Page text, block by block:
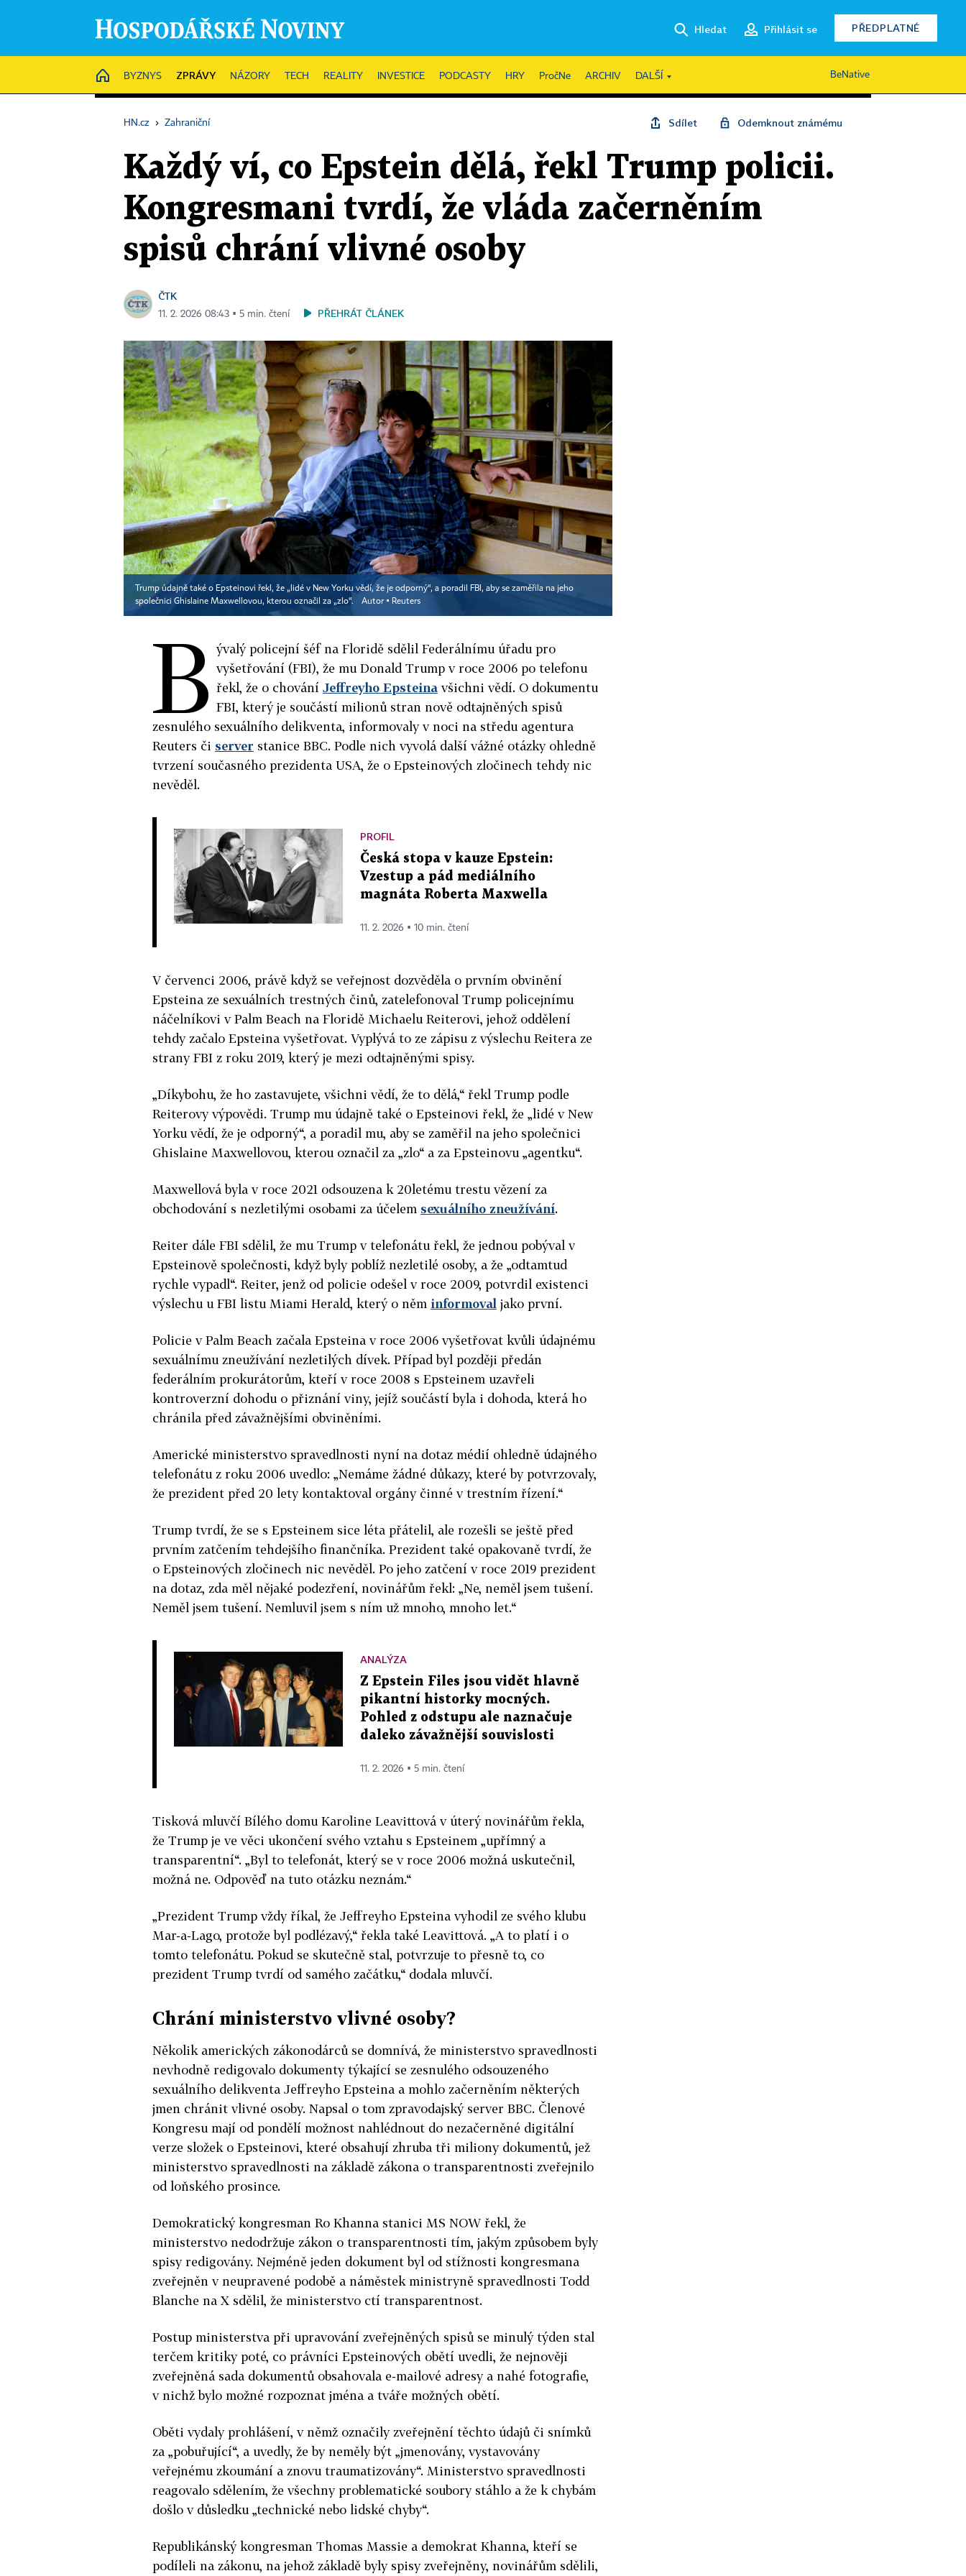
Hledat Přihlásit se PŘEDPLATNÉ
HOME
BYZNYS ZPRÁVY NÁZORY TECH REALITY INVESTICE PODCASTY HRY PročNe ARCHIV DALŠÍ BeNative
HN.cz › Zahraniční Sdílet Odemknout známému
Každý ví, co Epstein dělá, řekl Trump policii.
Kongresmani tvrdí, že vláda začerněním
spisů chrání vlivné osoby
ČTK
11. 2. 2026 08:43 ▪ 5 min. čtení PŘEHRÁT ČLÁNEK
Trump údajně také o Epsteinovi řekl, že „lidé v New Yorku vědí, že je odporný“, a poradil FBI, aby se zaměřila na jeho
společnici Ghislaine Maxwellovou, kterou označil za „zlo“.
Autor ▪ Reuters
B ývalý policejní šéf na Floridě sdělil Federálnímu úřadu pro
vyšetřování (FBI), že mu Donald Trump v roce 2006 po telefonu
řekl, že o chování Jeffreyho Epsteina všichni vědí. O dokumentu
FBI, který je součástí milionů stran nově odtajněných spisů
zesnulého sexuálního delikventa, informovaly v noci na středu agentura
Reuters či server stanice BBC. Podle nich vyvolá další vážné otázky ohledně
tvrzení současného prezidenta USA, že o Epsteinových zločinech tehdy nic
nevěděl.
PROFIL
Česká stopa v kauze Epstein:
Vzestup a pád mediálního
magnáta Roberta Maxwella
11. 2. 2026 ▪ 10 min. čtení
V červenci 2006, právě když se veřejnost dozvěděla o prvním obvinění
Epsteina ze sexuálních trestných činů, zatelefonoval Trump policejnímu
náčelníkovi v Palm Beach na Floridě Michaelu Reiterovi, jehož oddělení
tehdy začalo Epsteina vyšetřovat. Vyplývá to ze zápisu z výslechu Reitera ze
strany FBI z roku 2019, který je mezi odtajněnými spisy.
„Díkybohu, že ho zastavujete, všichni vědí, že to dělá,“ řekl Trump podle
Reiterovy výpovědi. Trump mu údajně také o Epsteinovi řekl, že „lidé v New
Yorku vědí, že je odporný“, a poradil mu, aby se zaměřil na jeho společnici
Ghislaine Maxwellovou, kterou označil za „zlo“ a za Epsteinovu „agentku“.
Maxwellová byla v roce 2021 odsouzena k 20letému trestu vězení za
obchodování s nezletilými osobami za účelem sexuálního zneužívání.
Reiter dále FBI sdělil, že mu Trump v telefonátu řekl, že jednou pobýval v
Epsteinově společnosti, když byly poblíž nezletilé osoby, a že „odtamtud
rychle vypadl“. Reiter, jenž od policie odešel v roce 2009, potvrdil existenci
výslechu u FBI listu Miami Herald, který o něm informoval jako první.
Policie v Palm Beach začala Epsteina v roce 2006 vyšetřovat kvůli údajnému
sexuálnímu zneužívání nezletilých dívek. Případ byl později předán
federálním prokurátorům, kteří v roce 2008 s Epsteinem uzavřeli
kontroverzní dohodu o přiznání viny, jejíž součástí byla i dohoda, která ho
chránila před závažnějšími obviněními.
Americké ministerstvo spravedlnosti nyní na dotaz médií ohledně údajného
telefonátu z roku 2006 uvedlo: „Nemáme žádné důkazy, které by potvrzovaly,
že prezident před 20 lety kontaktoval orgány činné v trestním řízení.“
Trump tvrdí, že se s Epsteinem sice léta přátelil, ale rozešli se ještě před
prvním zatčením tehdejšího finančníka. Prezident také opakovaně tvrdí, že
o Epsteinových zločinech nic nevěděl. Po jeho zatčení v roce 2019 prezident
na dotaz, zda měl nějaké podezření, novinářům řekl: „Ne, neměl jsem tušení.
Neměl jsem tušení. Nemluvil jsem s ním už mnoho, mnoho let.“
ANALÝZA
Z Epstein Files jsou vidět hlavně
pikantní historky mocných.
Pohled z odstupu ale naznačuje
daleko závažnější souvislosti
11. 2. 2026 ▪ 5 min. čtení
Tisková mluvčí Bílého domu Karoline Leavittová v úterý novinářům řekla,
že Trump je ve věci ukončení svého vztahu s Epsteinem „upřímný a
transparentní“. „Byl to telefonát, který se v roce 2006 možná uskutečnil,
možná ne. Odpověď na tuto otázku neznám.“
„Prezident Trump vždy říkal, že Jeffreyho Epsteina vyhodil ze svého klubu
Mar-a-Lago, protože byl podlézavý,“ řekla také Leavittová. „A to platí i o
tomto telefonátu. Pokud se skutečně stal, potvrzuje to přesně to, co
prezident Trump tvrdí od samého začátku,“ dodala mluvčí.
Chrání ministerstvo vlivné osoby?
Několik amerických zákonodárců se domnívá, že ministerstvo spravedlnosti
nevhodně redigovalo dokumenty týkající se zesnulého odsouzeného
sexuálního delikventa Jeffreyho Epsteina a mohlo začerněním některých
jmen chránit vlivné osoby. Napsal o tom zpravodajský server BBC. Členové
Kongresu mají od pondělí možnost nahlédnout do nezačerněné digitální
verze složek o Epsteinovi, které obsahují zhruba tři miliony dokumentů, jež
ministerstvo spravedlnosti na základě zákona o transparentnosti zveřejnilo
od loňského prosince.
Demokratický kongresman Ro Khanna stanici MS NOW řekl, že
ministerstvo nedodržuje zákon o transparentnosti tím, jakým způsobem byly
spisy redigovány. Nejméně jeden dokument byl od stížnosti kongresmana
zveřejněn v neupravené podobě a náměstek ministryně spravedlnosti Todd
Blanche na X sdělil, že ministerstvo ctí transparentnost.
Postup ministerstva při upravování zveřejněných spisů se minulý týden stal
terčem kritiky poté, co právníci Epsteinových obětí uvedli, že nejnověji
zveřejněná sada dokumentů obsahovala e-mailové adresy a nahé fotografie,
v nichž bylo možné rozpoznat jména a tváře možných obětí.
Oběti vydaly prohlášení, v němž označily zveřejnění těchto údajů či snímků
za „pobuřující“, a uvedly, že by neměly být „jmenovány, vystavovány
veřejnému zkoumání a znovu traumatizovány“. Ministerstvo spravedlnosti
reagovalo sdělením, že všechny problematické soubory stáhlo a že k chybám
došlo v důsledku „technické nebo lidské chyby“.
Republikánský kongresman Thomas Massie a demokrat Khanna, kteří se
podíleli na zákonu, na jehož základě byly spisy zveřejněny, novinářům sdělili,